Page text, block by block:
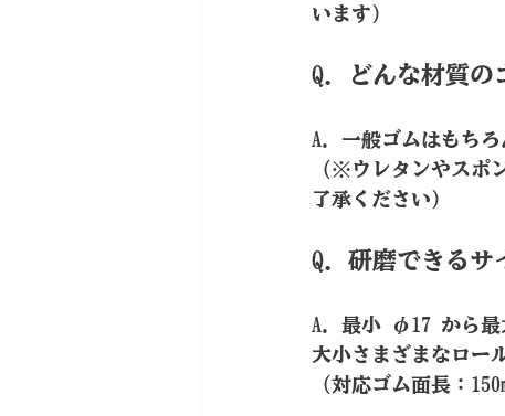
います）
Q. どんな材質の
A. 一般ゴムはもちろ
（※ウレタンやスポ
了承ください）
Q. 研磨できるサ
A. 最小 φ17 から最
大小さまざまなロー
（対応ゴム面長：